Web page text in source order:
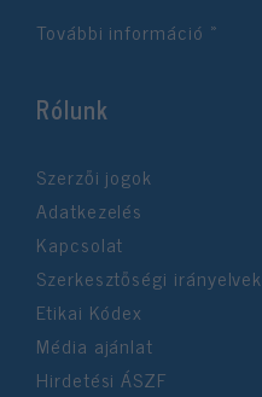
További információ »
Rólunk
Szerzői jogok
Adatkezelés
Kapcsolat
Szerkesztőségi irányelvek
Etikai Kódex
Média ajánlat
Hirdetési ÁSZF